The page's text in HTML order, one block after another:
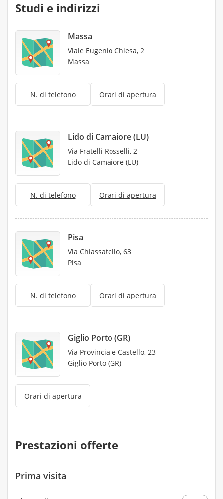
Studi e indirizzi
Massa
Viale Eugenio Chiesa, 2
Massa
N. di telefono Orari di apertura
Lido di Camaiore (LU)
Via Fratelli Rosselli, 2
Lido di Camaiore (LU)
N. di telefono Orari di apertura
Pisa
Via Chiassatello, 63
Pisa
N. di telefono Orari di apertura
Giglio Porto (GR)
Via Provinciale Castello, 23
Giglio Porto (GR)
Orari di apertura
Prestazioni offerte
Prima visita